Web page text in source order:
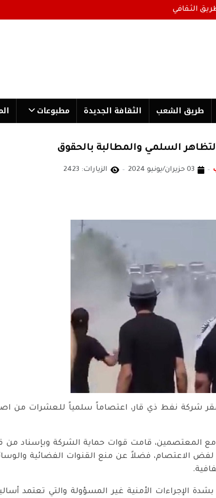
الثقافي
طریق الشعب الثقافة الجدیدة مطبوعات
السلمي والمطالبة بالحقوق
03 حزيران/يونيو 2024 الزيارات: 2423
اليوم الأحد ٢ / ٦، وأمام مقر شركة نفط ذي قار، اعتصاماً سلمياً
مع المعتصمين، قامت قوات حماية الشركة وبإسناد
الاعتصام، فضلاً عن منع القنوات الفضائية
الإجراءات الأمنية غير المسؤولة والتي تعتمد